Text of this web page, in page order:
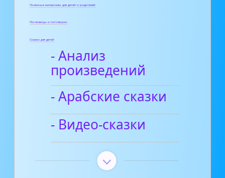
Полезные материалы для детей и родителей
Пословицы и поговорки
Сказки для детей
- Анализ
произведений
- Арабские сказки
- Видео-сказки